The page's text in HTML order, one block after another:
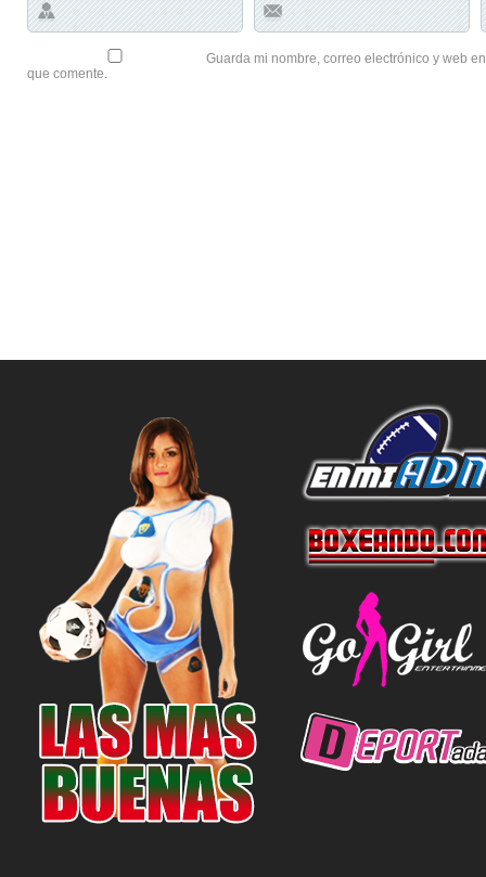
Guarda mi nombre, correo electrónico y web
que comente.